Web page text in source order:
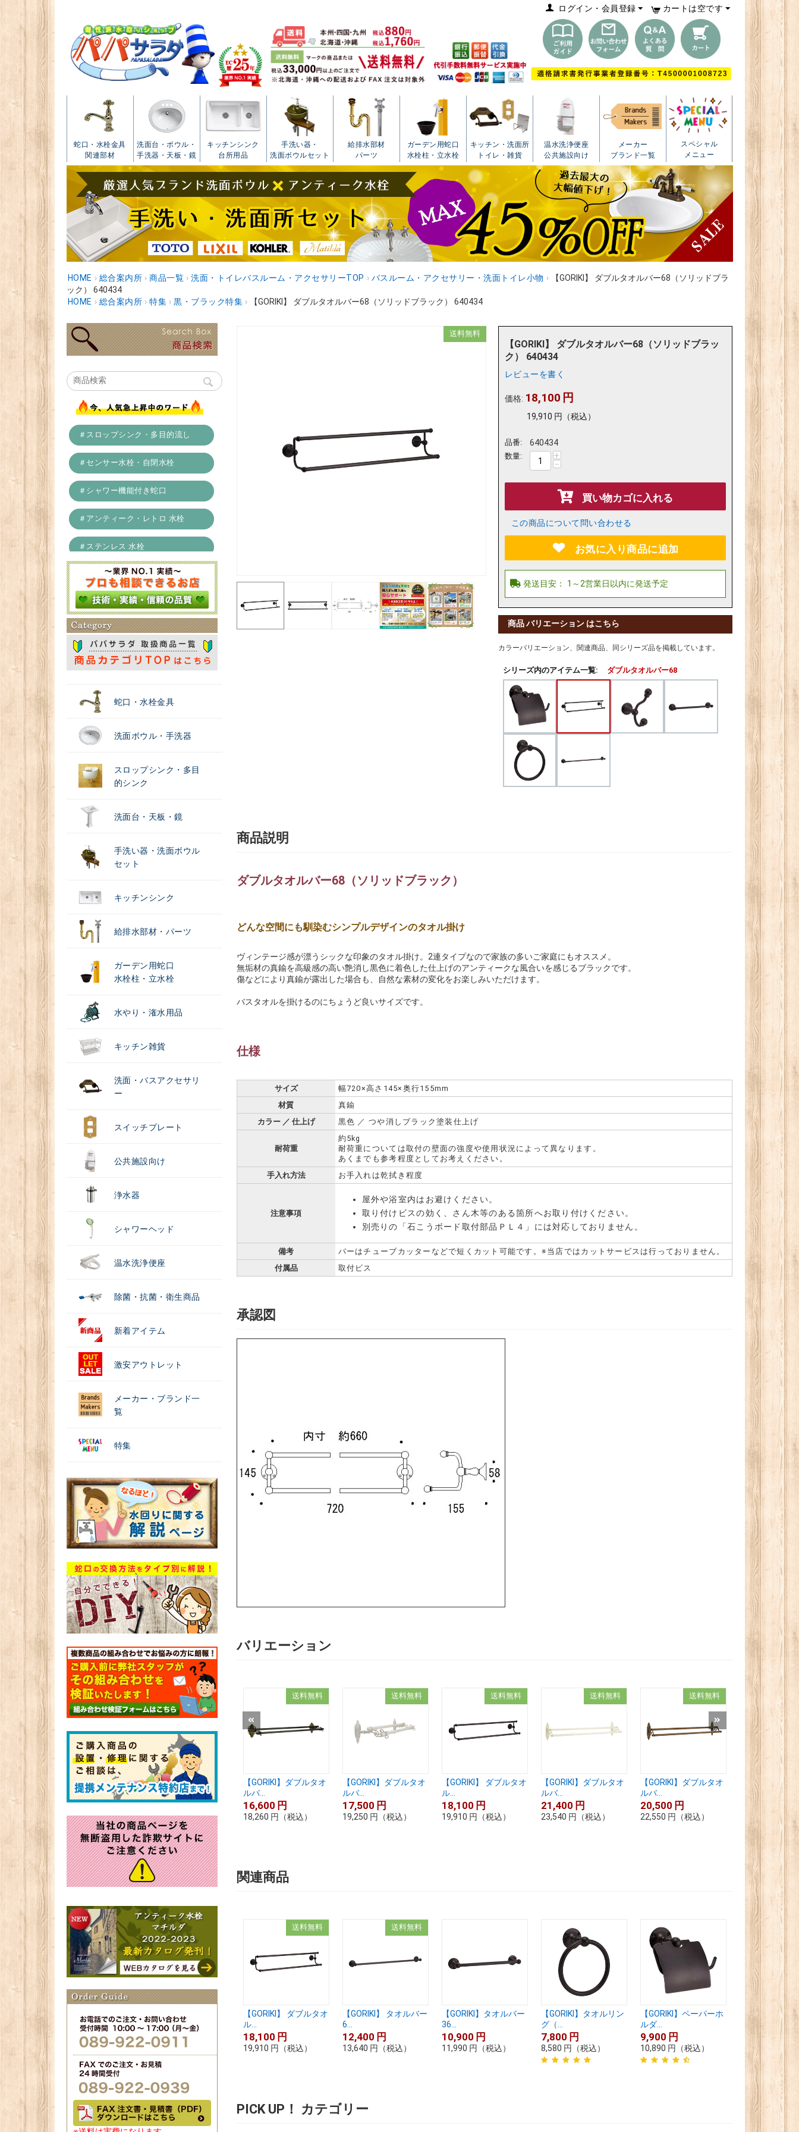
カートは空です
ログイン・会員登録
蛇口・水栓金具
関連部材
洗面台・ボウル・
手洗器・天板・鏡
キッチンシンク
台所用品
手洗い器・
洗面ボウルセット
給排水部材
パーツ
ガーデン用蛇口
水栓柱・立水栓
キッチン・洗面所
トイレ・雑貨
温水洗浄便座
公共施設向け
メーカー
ブランド一覧
スペシャル
メニュー
HOME › 総合案内所 › 商品一覧 › 洗面・トイレバスルーム・アクセサリーTOP › バスルーム・アクセサリー・洗面トイレ小物 ›
【GORIKI】 ダブルタオルバー68（ソリッドブラ
ック） 640434
HOME › 総合案内所 › 特集 › 黒・ブラック特集 › 【GORIKI】 ダブルタオルバー68（ソリッドブラック） 640434
＃スロップシンク・多目的流し
＃センサー水栓・自閉水栓
＃シャワー機能付き蛇口
＃アンティーク・レトロ 水栓
＃ステンレス 水栓
＃浄水器
蛇口・水栓金具
洗面ボウル・手洗器
スロップシンク・多目
的シンク
洗面台・天板・鏡
手洗い器・洗面ボウル
セット
キッチンシンク
給排水部材・パーツ
ガーデン用蛇口
水栓柱・立水栓
水やり・潅水用品
キッチン雑貨
洗面・バスアクセサリ
ー
スイッチプレート
公共施設向け
浄水器
シャワーヘッド
温水洗浄便座
除菌・抗菌・衛生商品
新着アイテム
激安アウトレット
メーカー・ブランド一
覧
特集
送料無料
【GORIKI】 ダブルタオルバー68（ソリッドブラッ
ク） 640434
レビューを書く
価格: 18,100 円
19,910 円 （税込）
品番: 640434
数量: +
−
買い物カゴに入れる
この商品について問い合わせる
お気に入り商品に追加
商品 バリエーション はこちら
カラーバリエーション、関連商品、同シリーズ品を掲載しています。
シリーズ内のアイテム一覧: ダブルタオルバー68
商品説明
ダブルタオルバー68（ソリッドブラック）
どんな空間にも馴染むシンプルデザインのタオル掛け
ヴィンテージ感が漂うシックな印象のタオル掛け。2連タイプなので家族の多いご家庭にもオススメ。
無垢材の真鍮を高級感の高い艶消し黒色に着色した仕上げのアンティークな風合いを感じるブラックです。
傷などにより真鍮が露出した場合も、自然な素材の変化をお楽しみいただけます。
バスタオルを掛けるのにちょうど良いサイズです。
仕様
サイズ
幅720×高さ145×奥行155mm
材質
真鍮
カラー ／ 仕上げ
黒色 ／ つや消しブラック塗装仕上げ
耐荷重
約5kg
耐荷重については取付の壁面の強度や使用状況によって異なります。
あくまでも参考程度としてお考えください。
手入れ方法
お手入れは乾拭き程度
注意事項
屋外や浴室内はお避けください。
取り付けビスの効く、さん木等のある箇所へお取り付けください。
別売りの「石こうボード取付部品ＰＬ４」には対応しておりません。
備考
バーはチューブカッターなどで短くカット可能です。※当店ではカットサービスは行っておりません。
付属品
取付ビス
承認図
バリエーション
送料無料
【GORIKI】ダブルタオ
ルバ...
16,600 円
18,260 円 （税込）
送料無料
【GORIKI】ダブルタオ
ルバ...
17,500 円
19,250 円 （税込）
送料無料
【GORIKI】 ダブルタオ
ル...
18,100 円
19,910 円 （税込）
送料無料
【GORIKI】ダブルタオ
ルバ...
21,400 円
23,540 円 （税込）
送料無料
【GORIKI】ダブルタオ
ルバ...
20,500 円
22,550 円 （税込）
【GORIKI】ダ
ルバ...
20,400
22,440 （税
関連商品
送料無料
【GORIKI】 ダブルタオ
ル...
18,100 円
19,910 円 （税込）
送料無料
【GORIKI】 タオルバー
6...
12,400 円
13,640 円 （税込）
【GORIKI】タオルバー
36...
10,900 円
11,990 円 （税込）
【GORIKI】タオルリン
グ（...
7,800 円
8,580 円 （税込）
【GORIKI】ペーパーホ
ルダ...
9,900 円
10,890 円 （税込）
PICK UP！ カテゴリー